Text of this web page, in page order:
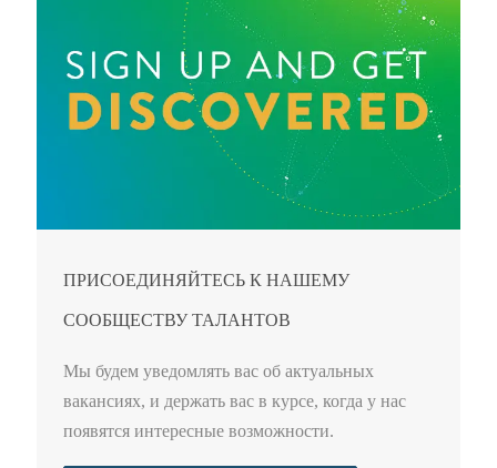
ПРИСОЕДИНЯЙТЕСЬ К НАШЕМУ
СООБЩЕСТВУ ТАЛАНТОВ
Мы будем уведомлять вас об актуальных
вакансиях, и держать вас в курсе, когда у нас
появятся интересные возможности.